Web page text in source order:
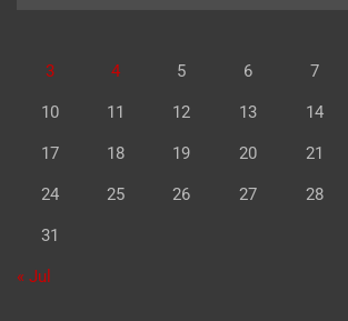
3 4 5 6 7
10 11 12 13 14
17 18 19 20 21
24 25 26 27 28
31
« Jul